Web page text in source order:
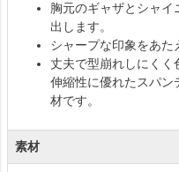
胸元のギャザとシャ
出します。
シャープな印象をあた
丈夫で型崩れしにくく
伸縮性に優れたスパン
材です。
素材